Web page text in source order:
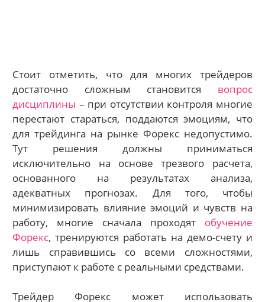
Стоит отметить, что для многих трейдеров
достаточно сложным становится вопрос
дисциплины – при отсутствии контроля многие
перестают стараться, поддаются эмоциям, что
для трейдинга на рынке Форекс недопустимо.
Тут решения должны приниматься
исключительно на основе трезвого расчета,
основанного на результатах анализа,
адекватных прогнозах. Для того, чтобы
минимизировать влияние эмоций и чувств на
работу, многие сначала проходят обучение
Форекс, тренируются работать на демо-счету и
лишь справившись со всеми сложностями,
приступают к работе с реальными средствами.
Трейдер Форекс может использовать